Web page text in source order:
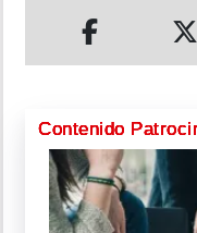
Contenido